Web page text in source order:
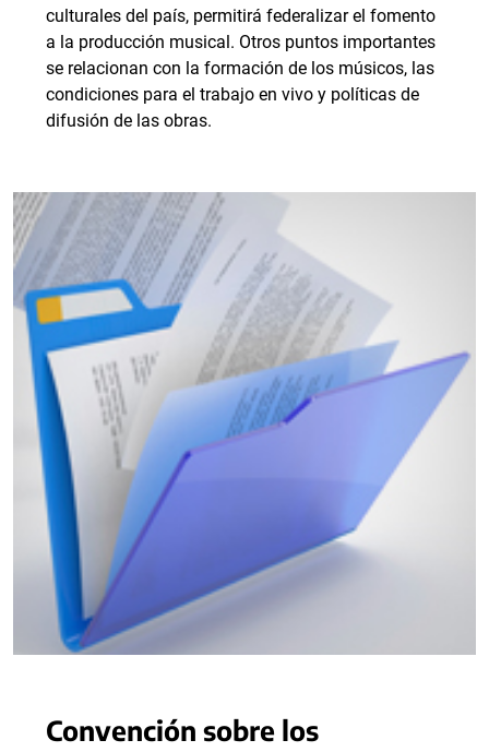
culturales del país, permitirá federalizar el fomento
a la producción musical. Otros puntos importantes
se relacionan con la formación de los músicos, las
condiciones para el trabajo en vivo y políticas de
difusión de las obras.
Convención sobre los